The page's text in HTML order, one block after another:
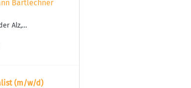
Bartlechner
Alz,
(m/w/d)